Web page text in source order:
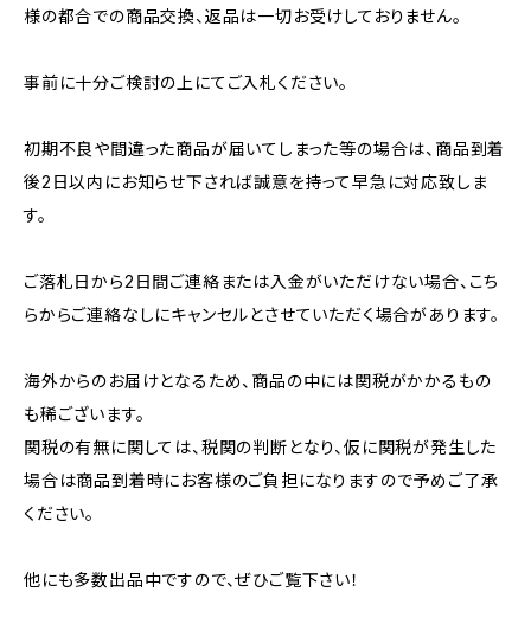
様の都合での商品交換、返品は一切お受けしておりません。
事前に十分ご検討の上にてご入札ください。
初期不良や間違った商品が届いてしまった等の場合は、商品到着
後2日以内にお知らせ下されば誠意を持って早急に対応致しま
す。
ご落札日から2日間ご連絡または入金がいただけない場合、こち
らからご連絡なしにキャンセルとさせていただく場合があります。
海外からのお届けとなるため、商品の中には関税がかかるもの
も稀ございます。
関税の有無に関しては、税関の判断となり、仮に関税が発生した
場合は商品到着時にお客様のご負担になりますので予めご了承
ください。
他にも多数出品中ですので、ぜひご覧下さい！